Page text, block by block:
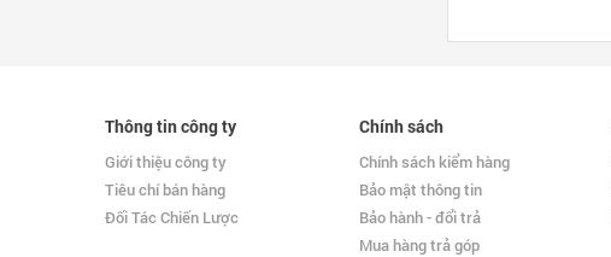
Thông tin công ty
Giới thiệu công ty
Tiêu chí bán hàng
Đối Tác Chiến Lược
Chính sách
Chính sách kiểm hàng
Bảo mật thông tin
Bảo hành - đổi trả
Mua hàng trả góp